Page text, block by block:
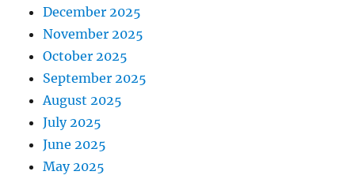
December 2025
November 2025
October 2025
September 2025
August 2025
July 2025
June 2025
May 2025